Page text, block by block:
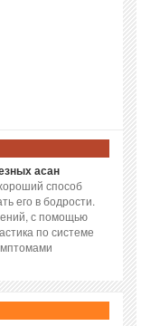
асан
способ
его в бодрости.
с помощью
по системе